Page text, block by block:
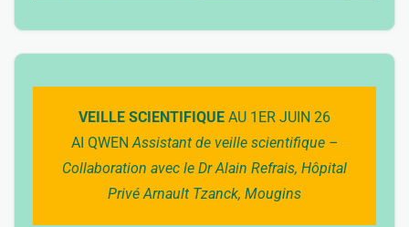
VEILLE SCIENTIFIQUE AU 1ER JUIN 26
AI QWENAssistant de veille scientifique –
Collaboration avec le Dr Alain Refrais, Hôpital
Privé Arnault Tzanck, Mougins